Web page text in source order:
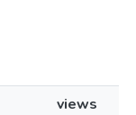
views